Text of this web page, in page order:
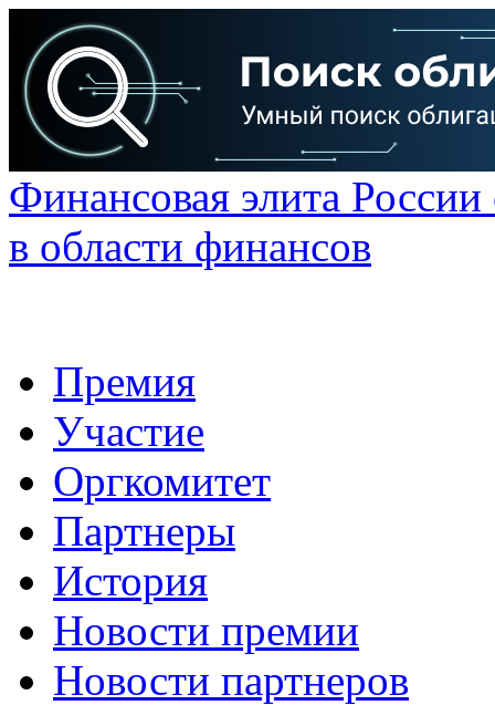
Финансовая элита
в области финансов
Премия
Участие
Оргкомитет
Партнеры
История
Новости премии
Новости партнеров